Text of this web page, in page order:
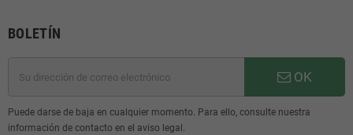
BOLETÍN
OK
Puede darse de baja en cualquier momento. Para ello, consulte nuestra
información de contacto en el aviso legal.